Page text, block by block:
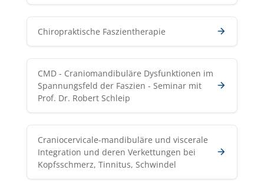
Chiropraktische Faszientherapie
CMD - Craniomandibuläre Dysfunktionen im
Spannungsfeld der Faszien - Seminar mit
Prof. Dr. Robert Schleip
Craniocervicale-mandibuläre und viscerale
Integration und deren Verkettungen bei
Kopfsschmerz, Tinnitus, Schwindel